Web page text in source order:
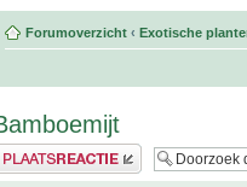
Forumoverzicht ‹ Exotische
een reactie